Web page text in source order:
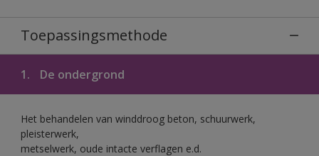
Toepassingsmethode
1. De ondergrond
Het behandelen van winddroog beton, schuurwerk,
pleisterwerk,
metselwerk, oude intacte verflagen e.d.